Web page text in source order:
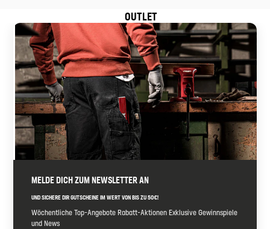
OUTLET
MELDE DICH ZUM NEWSLETTER AN
UND SICHERE DIR GUTSCHEINE IM WERT VON BIS ZU 50€!
Wöchentliche Top-Angebote Rabatt-Aktionen Exklusive Gewinnspiele
und News